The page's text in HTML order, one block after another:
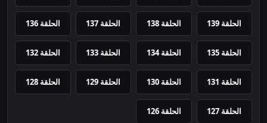
الحلقة 139 الحلقة 138 الحلقة 137 الحلقة 136
الحلقة 135 الحلقة 134 الحلقة 133 الحلقة 132
الحلقة 131 الحلقة 130 الحلقة 129 الحلقة 128
الحلقة 127 الحلقة 126